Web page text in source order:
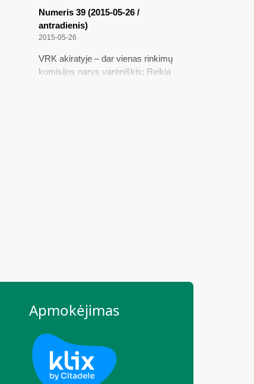
Numeris 39 (2015-05-26 /
antradienis)
2015-05-26
VRK akiratyje – dar vienas rinkimų
komisijos narys varėniškis; Reikia
Apmokėjimas